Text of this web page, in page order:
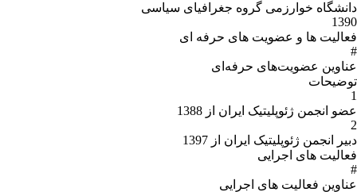
دانشگاه خوارزمی گروه جغرافیای سیاسی
1390
فعالیت ها و عضویت های حرفه ای
#
عناوین عضویت‌هاى حرفه‌اى
توضیحات
1
عضو انجمن ژئوپلیتیک ایران از 1388
2
دبیر انجمن ژئوپلیتیک ایران از 1397
فعالیت های اجرایی
#
عناوین فعالیت های اجرایی